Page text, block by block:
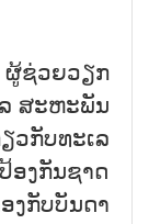
ຜູ້ຊ່ວຍວຽກ
ສະຫະພັນ
ກັບທະເລ
ອງກັນຊາດ
ກັບບັນດາ